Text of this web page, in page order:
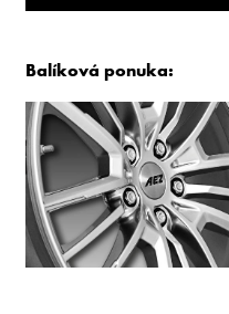
Balíková ponuka: